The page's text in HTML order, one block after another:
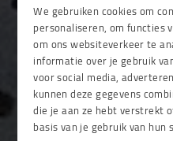
We gebruiken cookies om
personaliseren, om functies
om ons websiteverkeer te
informatie over je gebruik
voor social media,
kunnen deze gegevens
die je aan ze hebt verstrekt
basis van je gebruik van hun